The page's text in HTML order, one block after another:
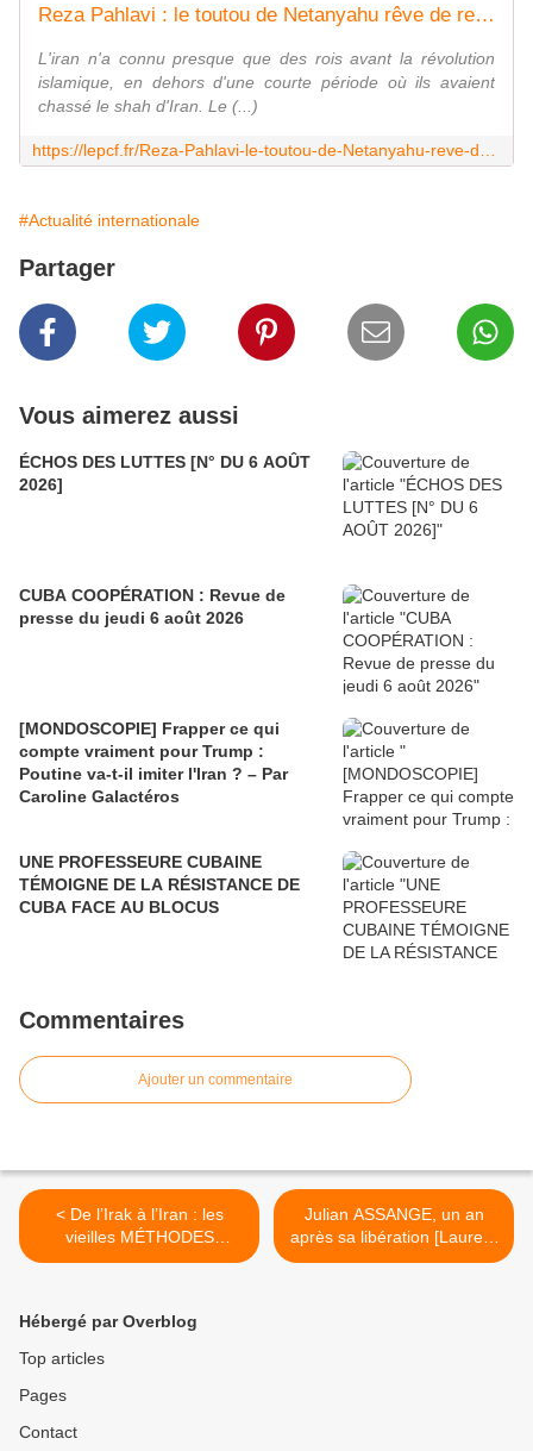
Reza Pahlavi : le toutou de Netanyahu rêve de retourner en Iran en tant que nouveau Shah
L'iran n'a connu presque que des rois avant la révolution
islamique, en dehors d'une courte période où ils avaient
chassé le shah d'Iran. Le (...)
#Actualité internationale
Partager
Vous aimerez aussi
ÉCHOS DES LUTTES [N° DU 6 AOÛT
2026]
CUBA COOPÉRATION : Revue de
presse du jeudi 6 août 2026
[MONDOSCOPIE] Frapper ce qui
compte vraiment pour Trump :
Poutine va-t-il imiter l'Iran ? – Par
Caroline Galactéros
UNE PROFESSEURE CUBAINE
TÉMOIGNE DE LA RÉSISTANCE DE
CUBA FACE AU BLOCUS
Commentaires
Ajouter un commentaire
< De l’Irak à l’Iran : les
vieilles MÉTHODES
AMÉRICAINES
Julian ASSANGE, un an
après sa libération [Laurent
Dauré] >
Hébergé par Overblog
Top articles
Pages
Contact